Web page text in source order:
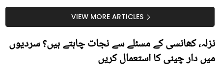
کیوں کھانا چاہیے؟
سستا اور قدرتی حلVIEW MORE ARTICLES
نزلہ، کھانسی کے مسئلے سے نجات چاہتے ہیں؟ سردیوں
میں دار چینی کا استعمال کریں